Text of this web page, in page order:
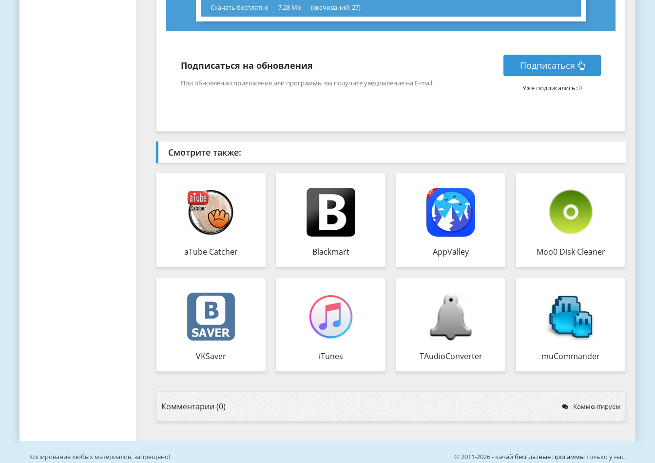
Скачать бесплатно 7.28 Mb (cкачиваний: 27)
Подписаться на обновления
При обновлении приложения или программы вы получите уведомление на E-mail.
Подписаться
Уже подписались:0
Смотрите также:
aTube Catcher Blackmart AppValley Moo0 Disk Cleaner
VKSaver iTunes TAudioConverter muCommander
Комментарии (0) Комментируем
Копирование любых материалов, запрещено! © 2011-2026 - качай бесплатные прогаммы только у нас.